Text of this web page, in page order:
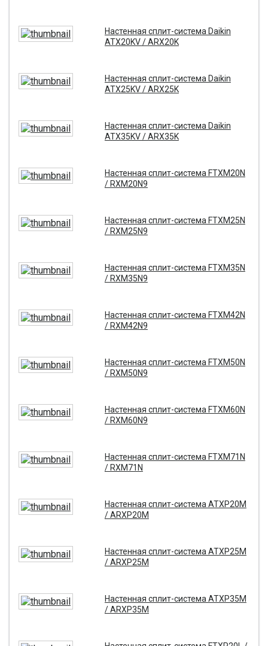
Настенная сплит-система Daikin
ATX20KV / ARX20K
Настенная сплит-система Daikin
ATX25KV / ARX25K
Настенная сплит-система Daikin
ATX35KV / ARX35K
Настенная сплит-система FTXM20N
/ RXM20N9
Настенная сплит-система FTXM25N
/ RXM25N9
Настенная сплит-система FTXM35N
/ RXM35N9
Настенная сплит-система FTXM42N
/ RXM42N9
Настенная сплит-система FTXM50N
/ RXM50N9
Настенная сплит-система FTXM60N
/ RXM60N9
Настенная сплит-система FTXM71N
/ RXM71N
Настенная сплит-система ATXP20M
/ ARXP20M
Настенная сплит-система ATXP25M
/ ARXP25M
Настенная сплит-система ATXP35M
/ ARXP35M